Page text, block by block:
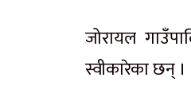
जोरायल
स्वीकारेका छन् ।